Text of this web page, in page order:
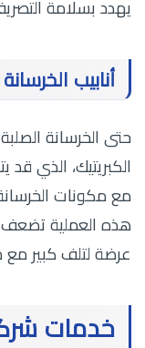
يهدد بسلامة
أنابيب الخرسانة
حتى الخرسانة
الكبريتيك، الذي قد
مع مكونات
هذه العملية تضعف
عرضة لتلف كبير مع
خدمات